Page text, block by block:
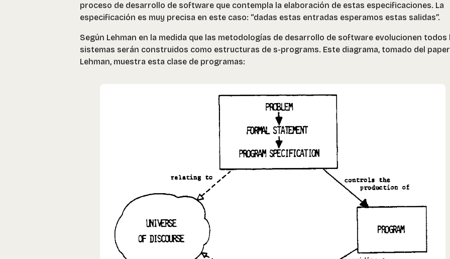
proceso de desarrollo de software que contempla la elaboración de estas especificaciones. La
especificación es muy precisa en este caso: “dadas estas entradas esperamos estas salidas”.
Según Lehman en la medida que las metodologías de desarrollo de software evolucionen todos
sistemas serán construidos como estructuras de s-programs. Este diagrama, tomado del
Lehman, muestra esta clase de programas: